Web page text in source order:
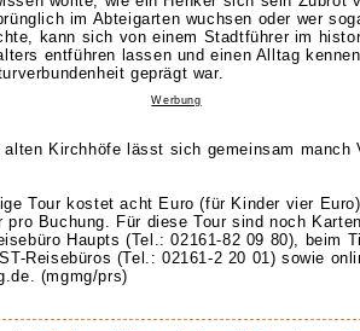
im Abteigarten wuchsen oder wer
kann sich von einem Stadtführer im
entführen lassen und einen Alltag
geprägt war.
Werbung
Kirchhöfe lässt sich gemeinsam manch
Tour kostet acht Euro (für Kinder vier
pro Buchung. Für diese Tour sind noch
Haupts (Tel.: 02161-82 09 80), beim
Reisebüros (Tel.: 02161-2 20 01) sowie
(mgmg/prs)